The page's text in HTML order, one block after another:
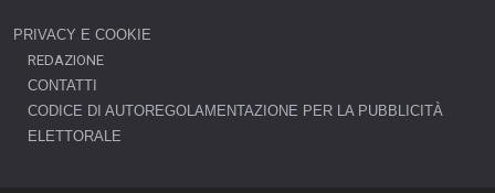
PRIVACY E COOKIE
REDAZIONE
CONTATTI
CODICE DI AUTOREGOLAMENTAZIONE PER LA PUBBLICITÀ
ELETTORALE